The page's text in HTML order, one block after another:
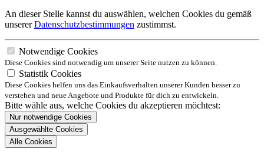
An dieser Stelle kannst du auswählen, welchen Cookies du gemäß
unsererDatenschutzbestimmungen zustimmst.
Notwendige Cookies
Diese Cookies sind notwendig um unserer Seite nutzen zu können.
Statistik Cookies
Diese Cookies helfen uns das Einkaufsverhalten unserer Kunden besser zu
verstehen und neue Angebote und Produkte für dich zu entwickeln.
Bitte wähle aus, welche Cookies du akzeptieren möchtest:
Nur notwendige Cookies
Ausgewählte Cookies
Alle Cookies